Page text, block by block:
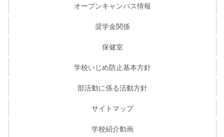
オープンキャンパス情報
奨学金関係
保健室
学校いじめ防止基本方針
部活動に係る活動方針
サイトマップ
学校紹介動画